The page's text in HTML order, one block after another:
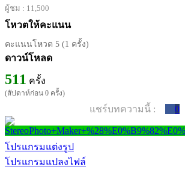
ผู้ชม : 11,500
โหวตให้คะแนน
คะแนนโหวต 5 (1 ครั้ง)
ดาวน์โหลด
511 ครั้ง
(สัปดาห์ก่อน 0 ครั้ง)
แชร์บทความนี้ : 0
โปรแกรมแต่งรูป
โปรแกรมแปลงไฟล์